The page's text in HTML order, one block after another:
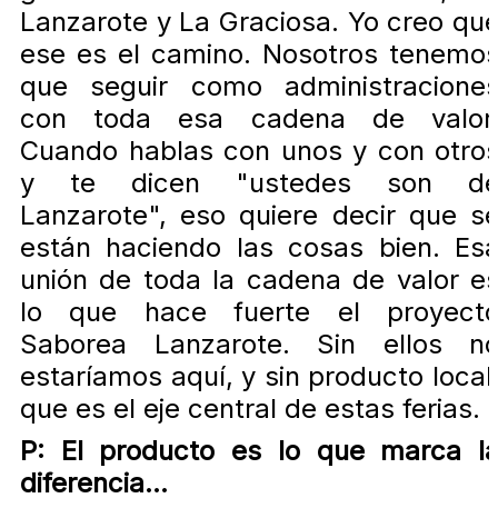
Lanzarote y La Graciosa. Yo creo
ese es el camino. Nosotros
que seguir como
con toda esa cadena de
Cuando hablas con unos y con
y te dicen "ustedes son
Lanzarote", eso quiere decir que
están haciendo las cosas bien.
unión de toda la cadena de valor
lo que hace fuerte el
Saborea Lanzarote. Sin ellos
estaríamos aquí, y sin producto
que es el eje central de estas ferias.
P: El producto es lo que marca
diferencia...